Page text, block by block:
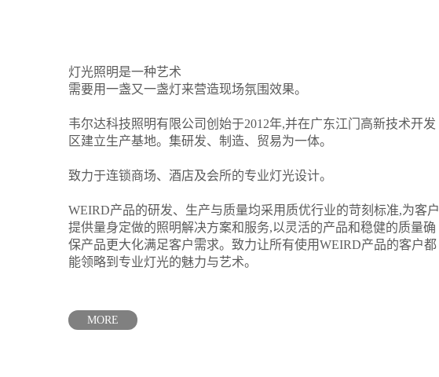
灯光照明是一种艺术
需要用一盏又一盏灯来营造现场氛围效果。
韦尔达科技照明有限公司创始于2012年,并在广东江门高新技术开发
区建立生产基地。集研发、制造、贸易为一体。
致力于连锁商场、酒店及会所的专业灯光设计。
WEIRD产品的研发、生产与质量均采用质优行业的苛刻标准,为客户
提供量身定做的照明解决方案和服务,以灵活的产品和稳健的质量确
保产品更大化满足客户需求。致力让所有使用WEIRD产品的客户都
能领略到专业灯光的魅力与艺术。
MORE